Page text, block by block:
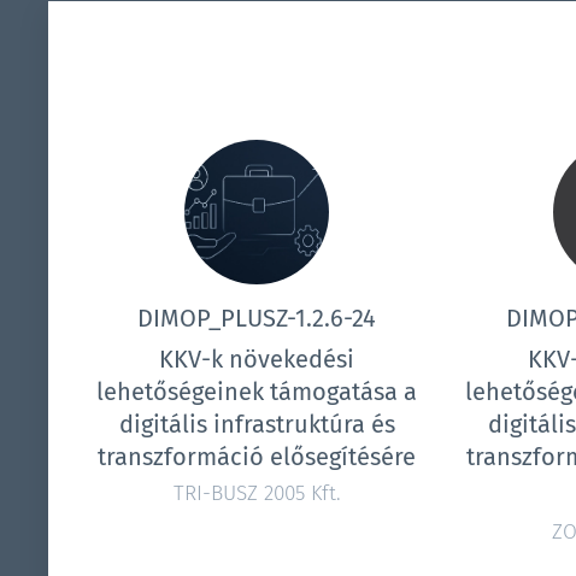
DIMOP_PLUSZ-1.2.6-24
KKV-k növekedési
lehetőségeinek támogatása a
digitális infrastruktúra és
transzformáció elősegítésére
TRI-BUSZ 2005 Kft.